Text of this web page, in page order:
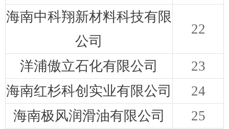
海南中科翔新材料科技有限
公司
22
洋浦傲立石化有限公司
23
海南红杉科创实业有限公司
24
海南极风润滑油有限公司
25